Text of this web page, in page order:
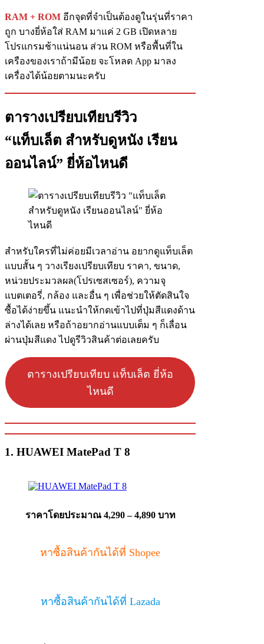
RAM + ROM อีกจุดที่จำเป็นต้องดูในรุ่นที่ราคา
ถูก บางยี่ห้อใส่ RAM มาแค่ 2 GB เปิดหลาย
โปรแกรมช้าแน่นอน ส่วน ROM หรือพื้นที่ใน
เครืองของเราถ้ามีน้อย จะโหลด App มาลง
เครื่องได้น้อยตามนะครับ
ตารางเปรียบเทียบรีวิว
“แท็บเล็ต สำหรับดูหนัง เรียน
ออนไลน์” ยี่ห้อไหนดี
สำหรับใครที่ไม่ค่อยมีเวลาอ่าน อยากดูแท็บเล็ต
แบบสั้น ๆ วางเรียงเปรียบเทียบ ราคา, ขนาด,
หน่วยประมวลผล(โปรเซสเซอร์), ความจุ
แบตเตอรี่, กล้อง และอื่น ๆ เพื่อช่วยให้ตัดสินใจ
ซื้อได้ง่ายขึ้น แนะนำให้กดเข้าไปที่ปุ่มสีแดงด้าน
ล่างได้เลย หรือถ้าอยากอ่านแบบเต็ม ๆ ก็เลื่อน
ผ่านปุ่มสีแดง ไปดูรีวิวสินค้าต่อเลยครับ
ตารางเปรียบเทียบ แท็บเล็ต ยี่ห้อ
ไหนดี
1. HUAWEI MatePad T 8
ราคาโดยประมาณ 4,290 – 4,890 บาท
หาซื้อสินค้ากันได้ที่ Shopee
หาซื้อสินค้ากันได้ที่ Lazada